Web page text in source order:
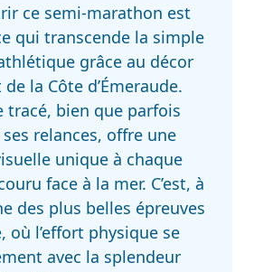
ce semi-marathon est
qui transcende la simple
grâce au décor
la Côte d’Émeraude.
tracé, bien que parfois
relances, offre une
unique à chaque
face à la mer. C’est, à
des plus belles épreuves
où l’effort physique se
avec la splendeur